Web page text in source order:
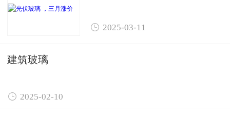
 2025-03-11
建筑玻璃
 2025-02-10